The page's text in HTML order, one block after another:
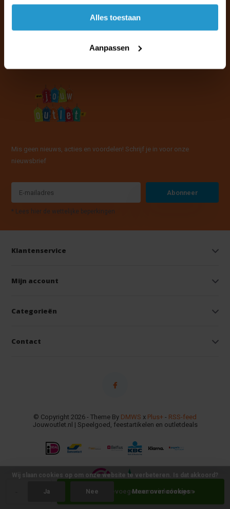
accepteren.
Alles toestaan
Aanpassen
+ Toevoegen aan winkelwagen
Naar de klantenservice & FAQ
Mis geen nieuws, acties en voordelen! Schrijf je in voor onze
nieuwsbrief
Abonneer
* Lees hier de wettelijke beperkingen
Klantenservice
Mijn account
Categorieën
Contact
© Copyright 2026 - Theme By DMWS x Plus+ - RSS-feed
Jouwoutlet.nl | Speelgoed, feestartikelen en outletdeals
Wij slaan cookies op om onze website te verbeteren. Is dat akkoord?
Ja Nee Meer over cookies »